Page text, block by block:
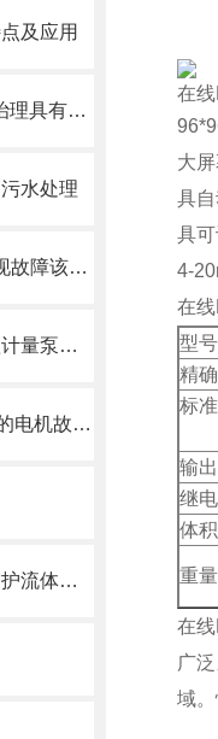
及应用
污水PH计在环境监测和水体治理具有重要意义
水处理
MSAF070机械隔膜计量泵出现故障该如何处理呢？
工业流体传输新选择：耐腐蚀计量泵的特性、应用与维护详解
SEKO MM1/MM2计量泵简单的电机故障排除方法
耐腐蚀计量泵：准确控制，守护流体传输安全
在
大
具
具
4-
在
型
精
标
输
继
体
重
在
广
域